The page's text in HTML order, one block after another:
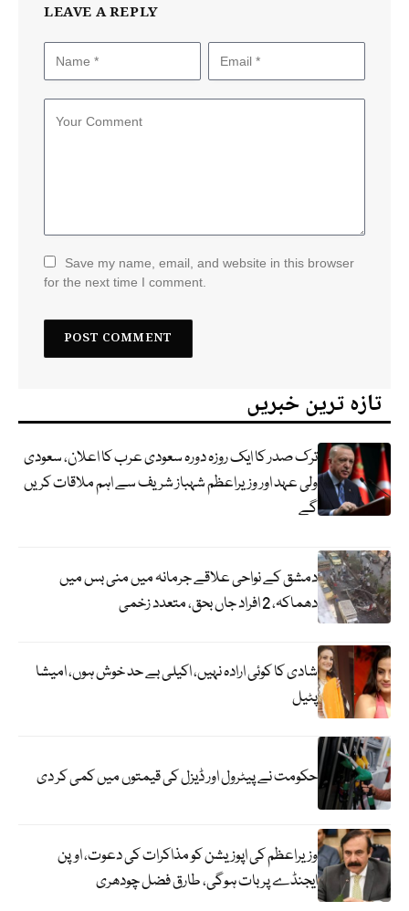
LEAVE A REPLY
Save my name, email, and website in this browser
for the next time I comment.
تازہ ترین خبریں
ترک صدر کا ایک روزہ دورہ سعودی عرب کا اعلان، سعودی
ولی عہد اور وزیراعظم شہباز شریف سے اہم ملاقات کریں
گے
دمشق کے نواحی علاقے جرمانہ میں منی بس میں
دھماکہ، 2 افراد جاں بحق، متعدد زخمی
شادی کا کوئی ارادہ نہیں، اکیلی بے حد خوش ہوں، امیشا
پٹیل
حکومت نے پیٹرول اور ڈیزل کی قیمتوں میں کمی کر دی
وزیراعظم کی اپوزیشن کو مذاکرات کی دعوت، اوپن
ایجنڈے پر بات ہوگی، طارق فضل چودھری